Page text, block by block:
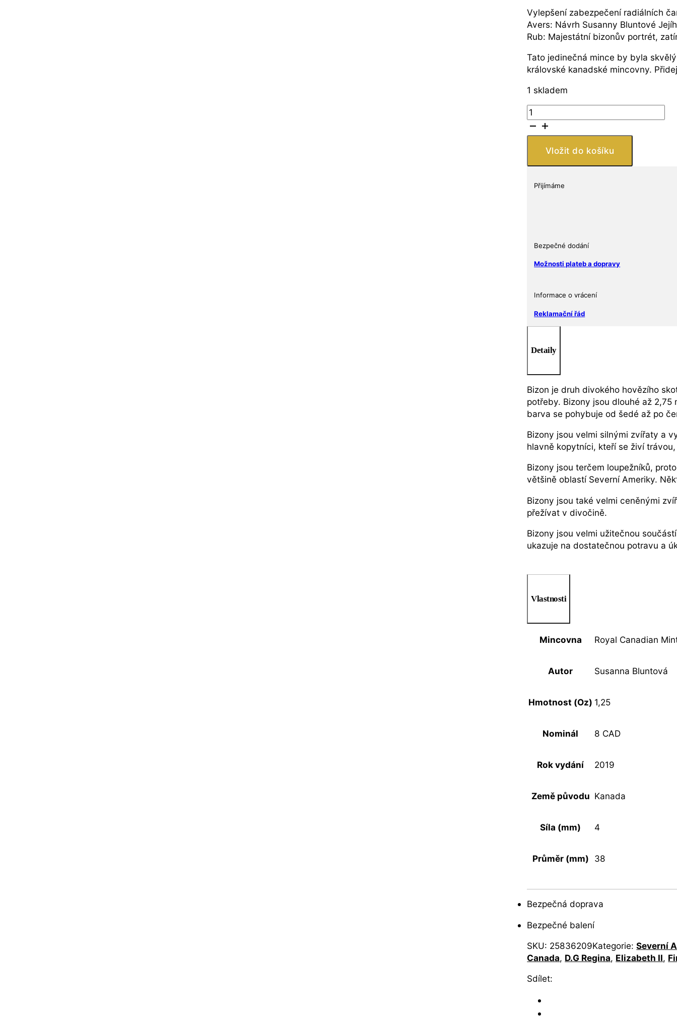
Vylepšení zabezpečení radiálních
Avers: Návrh Susanny Bluntové
Rub: Majestátní bizonův portrét,
Tato jedinečná mince by byla
královské kanadské mincovny.
1 skladem
Stříbrná
mince
Bison
CAD
Vložit do košíku
Přijímáme
Bezpečné dodání
Možnosti plateb a dopravy
Informace o vrácení
Reklamační řád
Detaily
Bizon je druh divokého hovězího
potřeby. Bizony jsou dlouhé až
barva se pohybuje od šedé až po
Bizony jsou velmi silnými zvířaty a
hlavně kopytníci, kteří se živí
Bizony jsou terčem loupežníků,
většině oblastí Severní Ameriky.
Bizony jsou také velmi ceněnými
přežívat v divočině.
Bizony jsou velmi užitečnou
ukazuje na dostatečnou potravu a
Vlastnosti
Mincovna Royal Canadian
Autor Susanna Bluntová
Hmotnost (Oz) 1,25
Nominál 8 CAD
Rok vydání 2019
Země původu Kanada
Síla (mm) 4
Průměr (mm) 38
Bezpečná doprava
Bezpečné balení
SKU: 25836209Kategorie:Severní
Canada, D.G Regina, Elizabeth II,
Sdílet: